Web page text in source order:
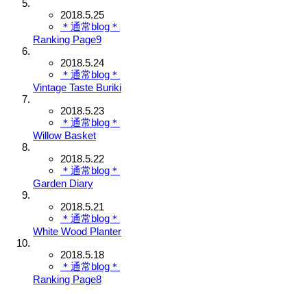
2018.5.25
＊通常blog＊
Ranking Page9
2018.5.24
＊通常blog＊
Vintage Taste Buriki
2018.5.23
＊通常blog＊
Willow Basket
2018.5.22
＊通常blog＊
Garden Diary
2018.5.21
＊通常blog＊
White Wood Planter
2018.5.18
＊通常blog＊
Ranking Page8